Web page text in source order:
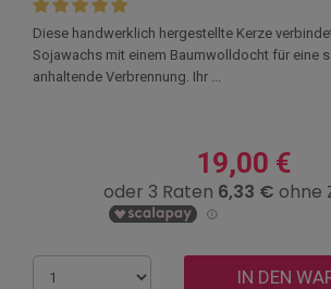
Diese handwerklich hergestellte Kerze
Sojawachs mit einem Baumwolldocht für eine
anhaltende Verbrennung. Ihr ...
19,00 €
IN DEN